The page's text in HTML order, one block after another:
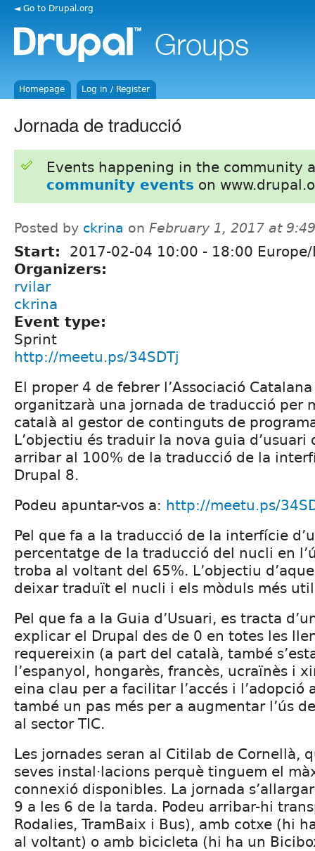
◄ Go to Drupal.org
Homepage Log in / Register
Jornada de traducció
Events happening in the community
community events on
Posted by ckrina on February 1, 2017 at
Start: 2017-02-04 10:00 - 18:00
Organizers:
rvilar
ckrina
Event type:
Sprint
http://meetu.ps/34SDTj
El proper 4 de febrer l’Associació
organitzarà una jornada de traducció per
català al gestor de continguts de
L’objectiu és traduir la nova guia d’usuari
arribar al 100% de la traducció de la
Drupal 8.
Podeu apuntar-vos a: http://meetu.ps/
Pel que fa a la traducció de la interfície
percentatge de la traducció del nucli en
troba al voltant del 65%. L’objectiu
deixar traduït el nucli i els mòduls més
Pel que fa a la Guia d’Usuari, es tracta
explicar el Drupal des de 0 en totes les
requereixin (a part del català, també
l’espanyol, hongarès, francès, ucraïnès i
eina clau per a facilitar l’accés i l’adopció
també un pas més per a augmentar l’ús
al sector TIC.
Les jornades seran al Citilab de Cornellà,
seves instal·lacions perquè tinguem el
connexió disponibles. La jornada
9 a les 6 de la tarda. Podeu arribar-hi
Rodalies, TramBaix i Bus), amb cotxe (hi
al voltant) o amb bicicleta (hi ha un